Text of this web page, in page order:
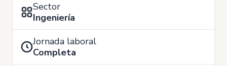
Sector
Ingeniería
Jornada laboral
Completa